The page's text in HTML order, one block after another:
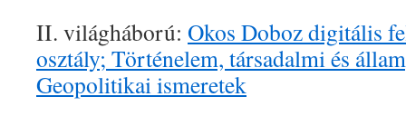
II. világháború: Okos Doboz digitális
osztály; Történelem, társadalmi és
Geopolitikai ismeretek